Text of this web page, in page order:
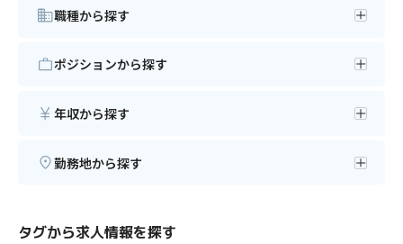
職種から探す
ポジションから探す
年収から探す
勤務地から探す
タグから求人情報を探す